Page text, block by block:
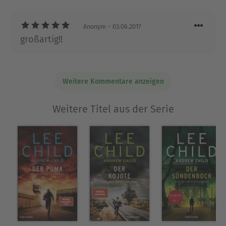
Anonym – 03.06.2017
großartig!!
Weitere Kommentare anzeigen
Weitere Titel aus der Serie